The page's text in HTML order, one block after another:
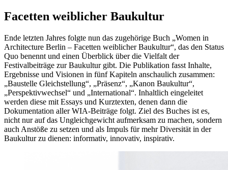
Facetten weiblicher Baukultur
Ende letzten Jahres folgte nun das zugehörige Buch „Women in
Architecture Berlin – Facetten weiblicher Baukultur“, das den Status
Quo benennt und einen Überblick über die Vielfalt der
Festivalbeiträge zur Baukultur gibt. Die Publikation fasst Inhalte,
Ergebnisse und Visionen in fünf Kapiteln anschaulich zusammen:
„Baustelle Gleichstellung“, „Präsenz“, „Kanon Baukultur“,
„Perspektivwechsel“ und „International“. Inhaltlich eingeleitet
werden diese mit Essays und Kurztexten, denen dann die
Dokumentation aller WIA-Beiträge folgt. Ziel des Buches ist es,
nicht nur auf das Ungleichgewicht aufmerksam zu machen, sondern
auch Anstöße zu setzen und als Impuls für mehr Diversität in der
Baukultur zu dienen: informativ, innovativ, inspirativ.